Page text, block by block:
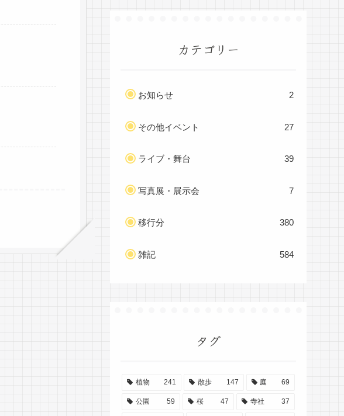
カテゴリー
お知らせ 2
その他イベント 27
ライブ・舞台 39
写真展・展示会 7
移行分 380
雑記 584
タグ
植物 241 散歩 147 庭 69
公園 59 桜 47 寺社 37